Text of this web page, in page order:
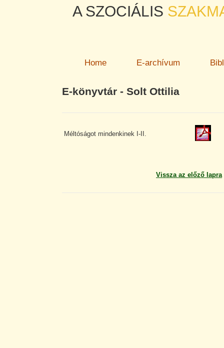
A SZOCIÁLIS
Home E-archívum
E-könyvtár - Solt Ottilia
Méltóságot mindenkinek I-II.
Vissza az előző lapra